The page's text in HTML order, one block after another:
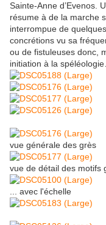
Sainte-Anne d’Evenos.
résume à de la marche
interrompue de
concrétions vu sa
ou de fistuleuses donc,
initiation à la
vue générale des grès
vue de détail des motifs
... avec l'échelle